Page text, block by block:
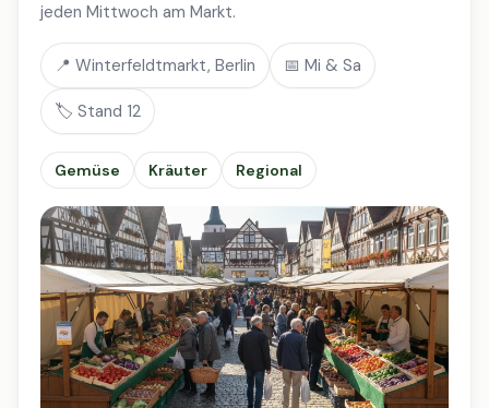
jeden Mittwoch am Markt.
📍 Winterfeldtmarkt, Berlin 📅 Mi & Sa
🏷️ Stand 12
Gemüse Kräuter Regional